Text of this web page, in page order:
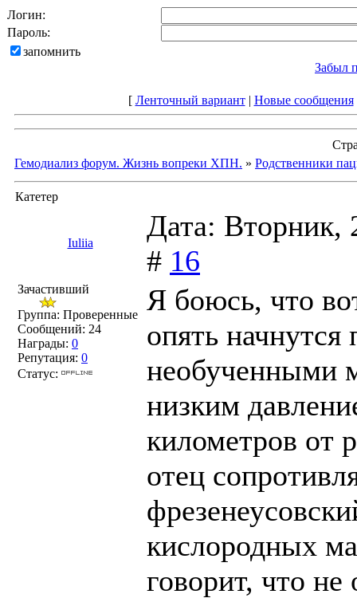
Логин:
Пароль:
запомнить
Забыл
[ Ленточный вариант| Новые сообщения
Гемодиализ форум. Жизнь вопреки ХПН. » Родственники
Катетер
Iuliia
Дата: Вторник,
# 16
Зачастивший
Группа: Проверенные
Сообщений: 24
Награды: 0
Репутация: 0
Статус:
Я боюсь, что
опять
необученными
низким
километров от
отец
кислородных
говорит, что не